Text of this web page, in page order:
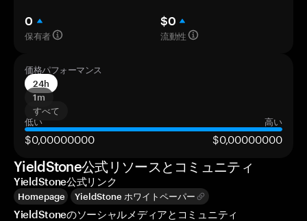
0
保有者
$0
流動性
価格パフォーマンス
24h
1m
すべて
低い
高い
$0,00000000
$0,00000000
YieldStone公式リソースとコミュニティ
YieldStone公式リンク
Homepage YieldStone ホワイトペーパー
YieldStoneのソーシャルメディアとコミュニティ